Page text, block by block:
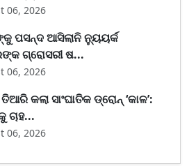
06, 2026
ପସନ୍ଦ ଆସିଲାନି ନ୍ୟୁୟର୍କ
ଗ୍ରୋସରୀ ଷ...
06, 2026
କଲା ସାଂଘାତିକ ଡ୍ରୋନ୍ ‘କାଳ’:
ଚାହ...
06, 2026